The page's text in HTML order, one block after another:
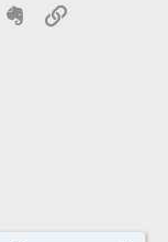
Evernote